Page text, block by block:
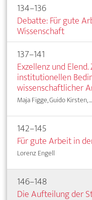
134–136
Debatte: Für gute
Wissenschaft
137–141
Exzellenz und
institutionellen
wissenschaftlicher
Maja Figge, Guido Kirsten, ...
142–145
Für gute Arbeit in
Lorenz Engell
146–148
Die Aufteilung der